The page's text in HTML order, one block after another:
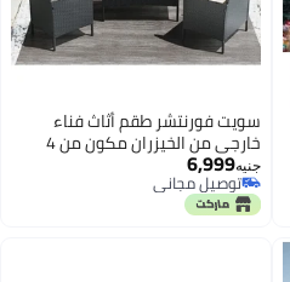
سويت فورنتشر طقم أثاث فناء
خارجي من الخيزران مكون من 4
قطع - كراسي من الخيزران باللونين
الأسود والبيج مع وسائد ناعمة
وطاولة زجاجية للحديقة أو الشرفة أو
جنيه6,999
توصيل مجاني
توصيل مجاني